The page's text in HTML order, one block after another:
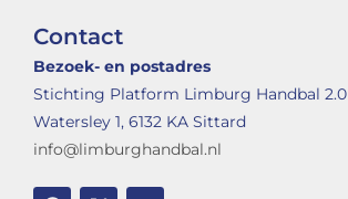
Contact
Bezoek- en postadres
Stichting Platform Limburg Handbal 2.0
Watersley 1, 6132 KA Sittard
info@limburghandbal.nl